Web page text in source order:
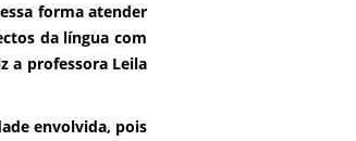
forma atender
da língua com
a professora Leila
envolvida, pois